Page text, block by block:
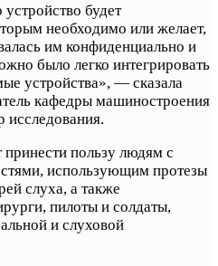
будет
необходимо или желает,
им конфиденциально и
было легко интегрировать
устройства», — сказала
кафедры машиностроения
исследования.
пользу людям с
использующим протезы
слуха, а также
пилоты и солдаты,
и слуховой